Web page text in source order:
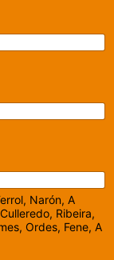
Narón, A
Ribeira,
Ordes, Fene, A